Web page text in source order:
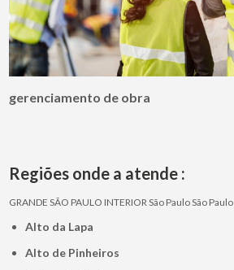
gerenciamento de obra
Regiões onde a atende :
GRANDE SÃO PAULO INTERIOR São PauloSão Paulo
Alto da Lapa
Alto de Pinheiros